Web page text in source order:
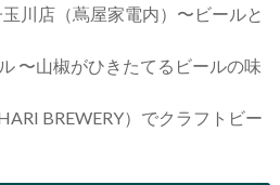
川店（蔦屋家電内）〜ビールと
〜山椒がひきたてるビールの味
BREWERY）でクラフトビー